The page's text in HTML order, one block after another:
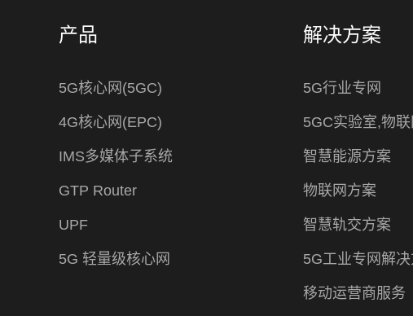
产品
5G核心网(5GC)
4G核心网(EPC)
IMS多媒体子系统
GTP Router
UPF
5G 轻量级核心网
解决方案
5G行业专网
5GC实验室,物
智慧能源方案
物联网方案
智慧轨交方案
5G工业专网解
移动运营商服务